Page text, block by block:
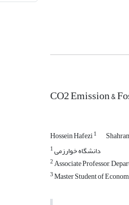
CO2 Emission &
Hossein Hafezi1
1دانشگاه خوارزمی
2Associate Professor,
3Master Student of